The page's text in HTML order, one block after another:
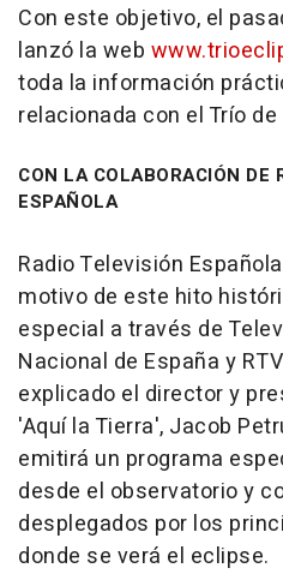
Con este objetivo, el
lanzó la web
toda la información
relacionada con el Trío
CON LA COLABORACIÓN DE
ESPAÑOLA
Radio Televisión
motivo de este hito
especial a través de
Nacional de España y
explicado el director y
'Aquí la Tierra', Jacob
emitirá un programa
desde el observatorio y
desplegados por los
donde se verá el eclipse.